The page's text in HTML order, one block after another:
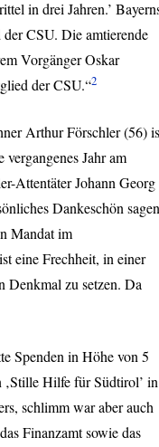
in drei Jahren.’
derCSU. Die amtierende
Vorgänger Oskar
derCSU.“2
Arthur Förschler (56)
Jahr am
Attentäter Johann Georg
Dankeschön
Mandat im
eine Frechheit, in einer
Denkmal zu setzen. Da
Spenden in Höhe von 5
Hilfe für Südtirol’ in
schlimm war aber auch
Finanzamt sowie das